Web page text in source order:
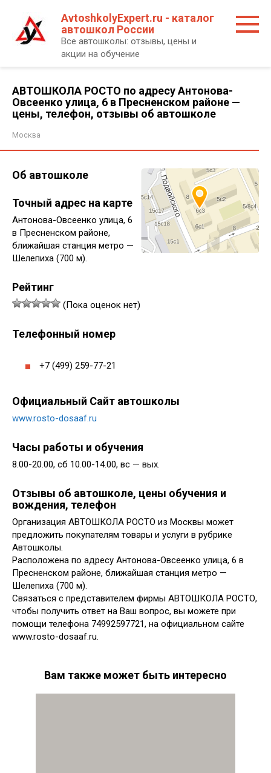
контенту
AvtoshkolyExpert.ru - каталог
автошкол России
Все автошколы: отзывы, цены и
акции на обучение
АВТОШКОЛА РОСТО по адресу Антонова-
Овсеенко улица, 6 в Пресненском районе —
цены, телефон, отзывы об автошколе
Москва
Об автошколе
Точный адрес на карте
Антонова-Овсеенко улица, 6
в Пресненском районе,
ближайшая станция метро —
Шелепиха (700 м).
Рейтинг
(Пока оценок нет)
Телефонный номер
+7 (499) 259-77-21
Официальный Сайт автошколы
www.rosto-dosaaf.ru
Часы работы и обучения
8.00-20.00, сб 10.00-14.00, вс — вых.
Отзывы об автошколе, цены обучения и
вождения, телефон
Организация АВТОШКОЛА РОСТО из Москвы может
предложить покупателям товары и услуги в рубрике
Автошколы.
Расположена по адресу Антонова-Овсеенко улица, 6 в
Пресненском районе, ближайшая станция метро —
Шелепиха (700 м).
Связаться с представителем фирмы АВТОШКОЛА РОСТО,
чтобы получить ответ на Ваш вопрос, вы можете при
помощи телефона 74992597721, на официальном сайте
www.rosto-dosaaf.ru.
Вам также может быть интересно